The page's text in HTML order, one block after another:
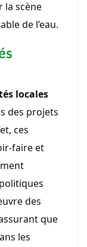
la scène
de l’eau.
locales
des projets
ces
faire et
des
que
les